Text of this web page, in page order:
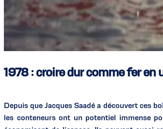
1978 : croire dur comme fer en
Depuis que Jacques Saadé a découvert ces
les conteneurs ont un potentiel immense